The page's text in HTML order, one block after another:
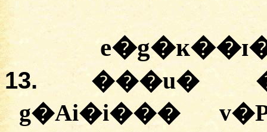
13.
���u�
g�Ai�i���